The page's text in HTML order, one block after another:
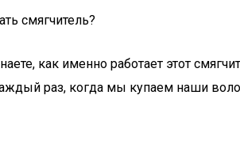
смягчитель?
как именно работает этот
раз, когда мы купаем наши